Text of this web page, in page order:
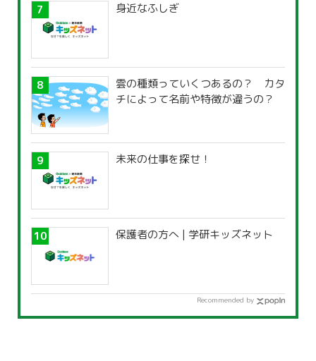
身近なふしぎ
雲の種類っていくつあるの？ カタ
チによって名前や特徴が違うの？
未来の仕事を探せ！
保護者の方へ | 学研キッズネット
Recommended by